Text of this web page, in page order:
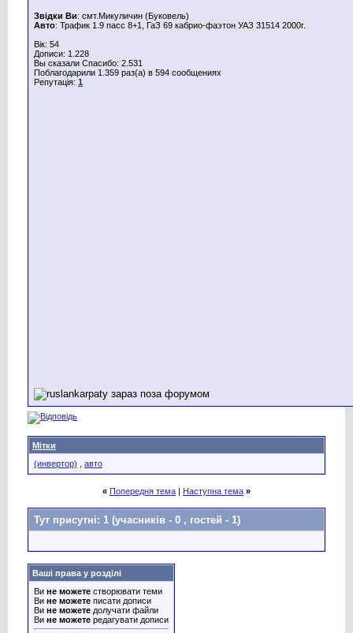
Звідки Ви: смт.Микуличин (Буковель)
Авто: Трафик 1.9 пасс 8+1, ГаЗ 69 кабрио-фаэтон УАЗ 31514 2000г.
Вік: 54
Дописи: 1.228
Вы сказали Спасибо: 2.531
Поблагодарили 1.359 раз(а) в 594 сообщениях
Репутація: 1
Мітки
(инвертор)
авто
« Попередня тема | Наступна тема »
Тут присутні: 1 (учасників - 0 , гостей - 1)
Ваші права у розділі
Ви не можете створювати теми
Ви не можете писати дописи
Ви не можете долучати файли
Ви не можете редагувати дописи